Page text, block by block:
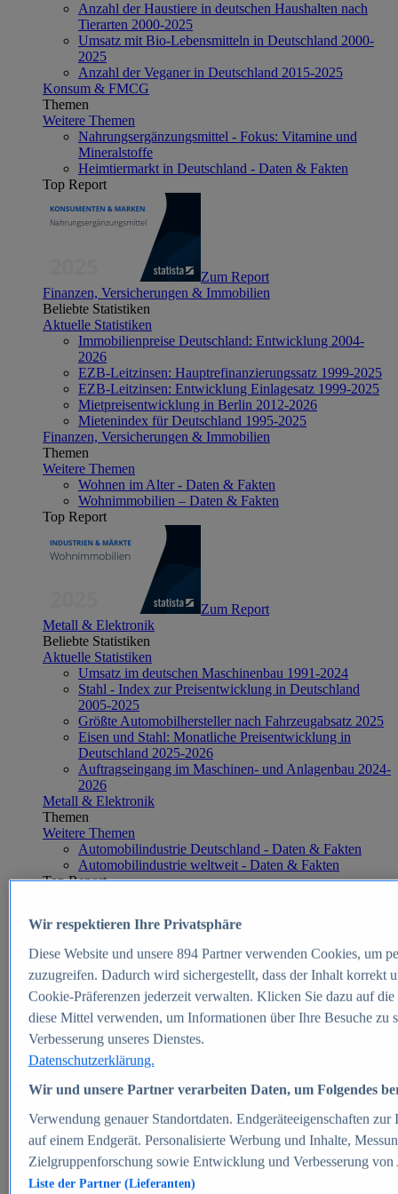
Anzahl der Haustiere in deutschen Haushalten nach
Tierarten 2000-2025
Umsatz mit Bio-Lebensmitteln in Deutschland 2000-
2025
Anzahl der Veganer in Deutschland 2015-2025
Konsum & FMCG
Themen
Weitere Themen
Nahrungsergänzungsmittel - Fokus: Vitamine und
Mineralstoffe
Heimtiermarkt in Deutschland - Daten & Fakten
Top Report
Zum Report
Finanzen, Versicherungen & Immobilien
Beliebte Statistiken
Aktuelle Statistiken
Immobilienpreise Deutschland: Entwicklung 2004-
2026
EZB-Leitzinsen: Hauptrefinanzierungssatz 1999-2025
EZB-Leitzinsen: Entwicklung Einlagesatz 1999-2025
Mietpreisentwicklung in Berlin 2012-2026
Mietenindex für Deutschland 1995-2025
Finanzen, Versicherungen & Immobilien
Themen
Weitere Themen
Wohnen im Alter - Daten & Fakten
Wohnimmobilien – Daten & Fakten
Top Report
Zum Report
Metall & Elektronik
Beliebte Statistiken
Aktuelle Statistiken
Umsatz im deutschen Maschinenbau 1991-2024
Stahl - Index zur Preisentwicklung in Deutschland
2005-2025
Größte Automobilhersteller nach Fahrzeugabsatz 2025
Eisen und Stahl: Monatliche Preisentwicklung in
Deutschland 2025-2026
Auftragseingang im Maschinen- und Anlagenbau 2024-
2026
Metall & Elektronik
Themen
Weitere Themen
Automobilindustrie Deutschland - Daten & Fakten
Automobilindustrie weltweit - Daten & Fakten
Top Report
Zum Report
E-commerce
Beliebte Statistiken
Aktuelle Statistiken
E-Commerce - Entwicklung des Umsatzes in
Deutschland 1999-2025
Umsatz von Amazon in Deutschland und weltweit
2010-2025
B2C-E-Commerce: Top-50 Online Shops in
Deutschland 2024
Marktanteile von Online-Zahlungsverfahren in
Deutschland 2024
Umsatzstarke Warengruppen im Online-Handel in
Deutschland 2023-2025
Wir respektieren Ihre Privatsphäre
Diese Website und unsere 894Partner verwenden Cookies, um
zuzugreifen. Dadurch wird sichergestellt, dass der Inhalt korrekt
Cookie-Präferenzen jederzeit verwalten. Klicken Sie dazu auf
diese Mittel verwenden, um Informationen über Ihre Besuche
Verbesserung unseres Dienstes.
Datenschutzerklärung.
Wir und unsere Partner verarbeiten Daten, um Folgendes
Verwendung genauer Standortdaten. Endgeräteeigenschaften
auf einem Endgerät. Personalisierte Werbung und Inhalte,
Zielgruppenforschung sowie Entwicklung und Verbesserung von
Liste der Partner (Lieferanten)